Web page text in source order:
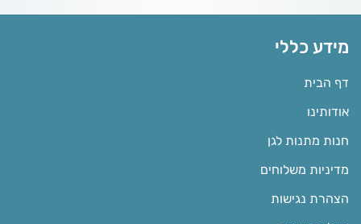
מידע כללי
דף הבית
אודותינו
חנות מתנות לגן
מדיניות משלוחים
הצהרת נגישות